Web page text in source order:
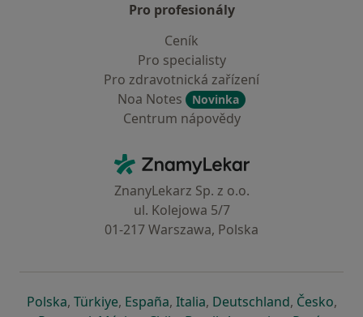
Pro profesionály
Ceník
Pro specialisty
Pro zdravotnická zařízení
Noa Notes
Novinka
Centrum nápovědy
ZnamyLekar - Hlavní stránka
ZnanyLekarz Sp. z o.o.
ul. Kolejowa 5/7
01-217 Warszawa, Polska
Polskase otevře v nové záložce
, Türkiyese otevře v nové záložce
, Españase otevře v nové záložce
, Italiase otevře v nové záložce
, Deutschlandse otevře v
, Českose
,